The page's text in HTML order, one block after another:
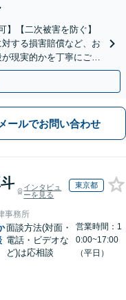
】【二次被害を防ぐ】
する損害賠償など、お
現実的かを丁寧にご説
指します。
メールでお問い合わせ
インタビュ
ーを見る
東京都
事務所
面談方法(対面・
電話・ビデオな
ど)は応相談
営業時間：1
0:00~17:00
（平日）